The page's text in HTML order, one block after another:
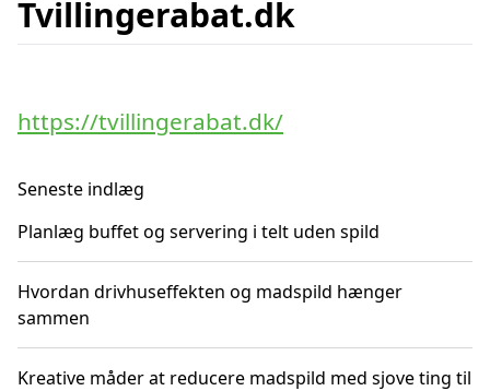
Tvillingerabat.dk
https://tvillingerabat.dk/
Seneste indlæg
Planlæg buffet og servering i telt uden spild
Hvordan drivhuseffekten og madspild hænger
sammen
Kreative måder at reducere madspild med sjove ting til